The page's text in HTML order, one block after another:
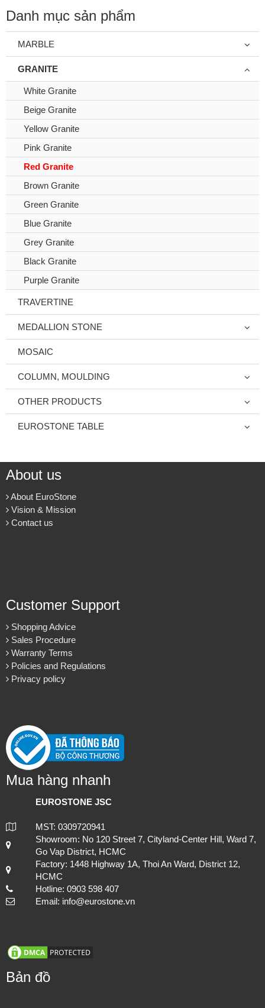
Danh mục sản phẩm
MARBLE
GRANITE
White Granite
Beige Granite
Yellow Granite
Pink Granite
Red Granite
Brown Granite
Green Granite
Blue Granite
Grey Granite
Black Granite
Purple Granite
TRAVERTINE
MEDALLION STONE
MOSAIC
COLUMN, MOULDING
OTHER PRODUCTS
EUROSTONE TABLE
About us
About EuroStone
Vision & Mission
Contact us
Customer Support
Shopping Advice
Sales Procedure
Warranty Terms
Policies and Regulations
Privacy policy
Mua hàng nhanh
EUROSTONE JSC
MST: 0309720941
Showroom: No 120 Street 7, Cityland-Center Hill, Ward 7,
Go Vap District, HCMC
Factory: 1448 Highway 1A, Thoi An Ward, District 12,
HCMC
Hotline: 0903 598 407
Email: info@eurostone.vn
Bản đồ